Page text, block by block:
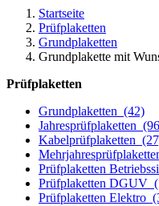
Startseite
Prüfplaketten
Grundplaketten
Grundplakette mit
Prüfplaketten
Grundplaketten (42)
Jahresprüfplaketten
Kabelprüfplaketten
Prüfplaketten
Prüfplaketten DGUV
Prüfplaketten Elektro